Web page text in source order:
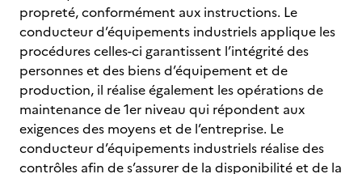
propreté, conformément aux instructions. Le
conducteur d’équipements industriels applique les
procédures celles-ci garantissent l’intégrité des
personnes et des biens d’équipement et de
production, il réalise également les opérations de
maintenance de 1er niveau qui répondent aux
exigences des moyens et de l’entreprise. Le
conducteur d’équipements industriels réalise des
contrôles afin de s’assurer de la disponibilité et de la